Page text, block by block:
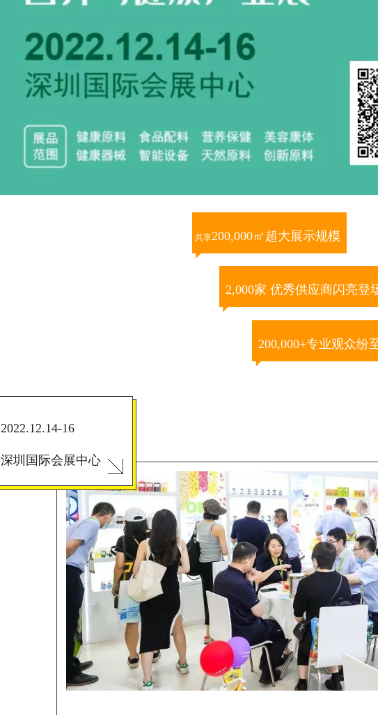
共享200,000㎡超大展示规模
2,000家 优秀供应商闪亮登
200,000+专业观众纷
2022.12.14-16
深圳国际会展中心